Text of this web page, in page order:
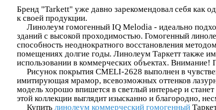
Бренд "Tarkett" уже давно зарекомендовал себя как
к своей продукции.
Линолеум гомогенный IQ Melodia - идеально
зданий с высокой проходимостью. Гомогенный
способность неоднократного восстановления
помещениях долгие годы. Линолеум Таркетт также
использовании в коммерческих объектах. Внимание!
Рисунок покрытия CMELI-2628 выполнен в
имитирующая мрамор, всевозможных оттенков
модель хорошо впишется в светлый интерьер и
этой коллекции выглядит изысканно и благородно,
Купитьлинолеум коммерческий гомогенный